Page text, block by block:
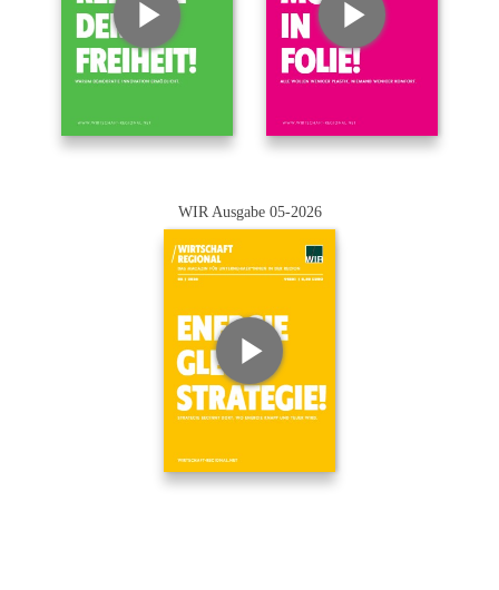
WIR Ausgabe 05-2026